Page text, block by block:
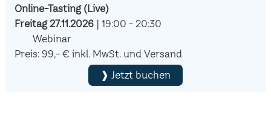
Online-Tasting (Live)
Freitag 27.11.2026| 19:00 - 20:30
Webinar
Preis: 99,- € inkl. MwSt. und Versand
❱ Jetzt buchen